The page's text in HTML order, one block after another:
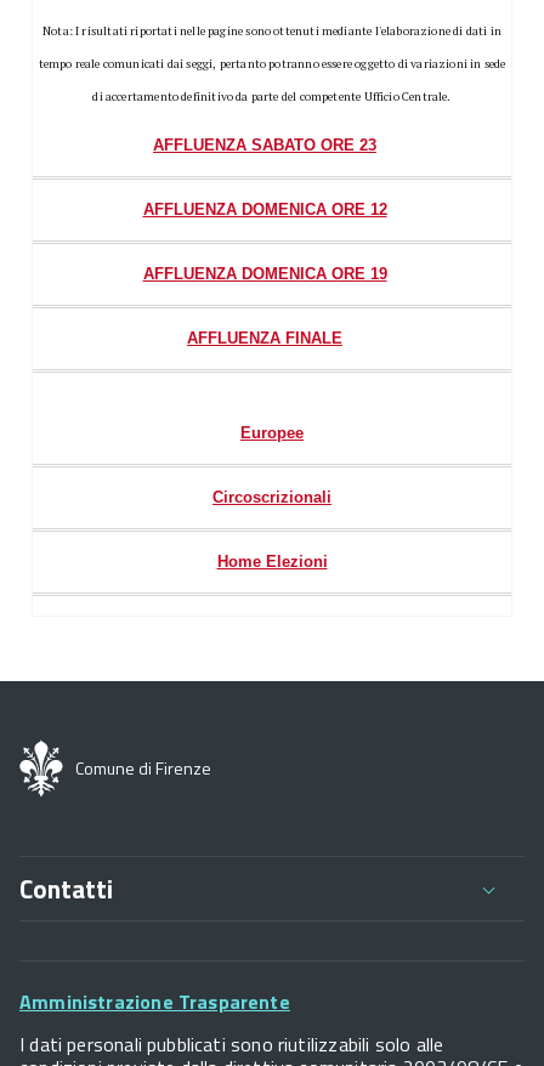
Nota: I risultati riportati nelle pagine sono ottenuti mediante l'elaborazione di dati in
tempo reale comunicati dai seggi, pertanto potranno essere oggetto di variazioni in sede
di accertamento definitivo da parte del competente Ufficio Centrale.
AFFLUENZA SABATO ORE 23
AFFLUENZA DOMENICA ORE 12
AFFLUENZA DOMENICA ORE 19
AFFLUENZA FINALE
Europee
Circoscrizionali
Home Elezioni
Comune di Firenze
Contatti
Palazzo Vecchio
P.IVA 01307110484
Footer
Amministrazione Trasparente
I dati personali pubblicati sono riutilizzabili solo alle